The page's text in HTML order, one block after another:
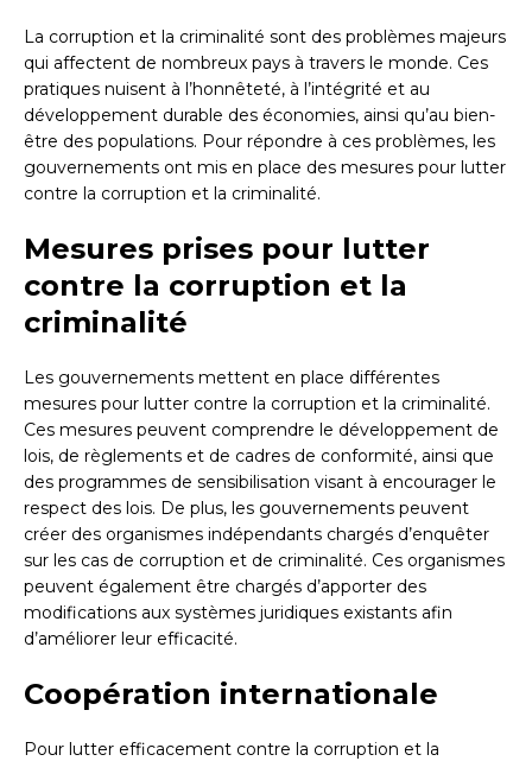
La corruption et la criminalité sont des problèmes majeurs
qui affectent de nombreux pays à travers le monde. Ces
pratiques nuisent à l’honnêteté, à l’intégrité et au
développement durable des économies, ainsi qu’au bien-
être des populations. Pour répondre à ces problèmes, les
gouvernements ont mis en place des mesures pour lutter
contre la corruption et la criminalité.
Mesures prises pour lutter
contre la corruption et la
criminalité
Les gouvernements mettent en place différentes
mesures pour lutter contre la corruption et la criminalité.
Ces mesures peuvent comprendre le développement de
lois, de règlements et de cadres de conformité, ainsi que
des programmes de sensibilisation visant à encourager le
respect des lois. De plus, les gouvernements peuvent
créer des organismes indépendants chargés d’enquêter
sur les cas de corruption et de criminalité. Ces organismes
peuvent également être chargés d’apporter des
modifications aux systèmes juridiques existants afin
d’améliorer leur efficacité.
Coopération internationale
Pour lutter efficacement contre la corruption et la